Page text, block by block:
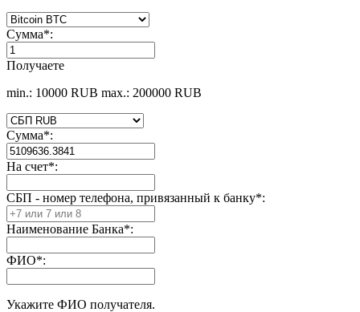
Сумма*:
Получаете
min.: 10000 RUB max.: 200000 RUB
Сумма*:
На счет*:
СБП - номер телефона, привязанный к банку*:
Наименование Банка*:
ФИО*:
Укажите ФИО получателя.